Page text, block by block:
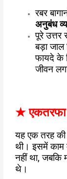
रबर
अनुबंध
पूरे
बड़ा
फायदे के
जीवन
★एकतरफा
यह एक तरह
थी। इसमें काम
नहीं था, जबकि
थे।